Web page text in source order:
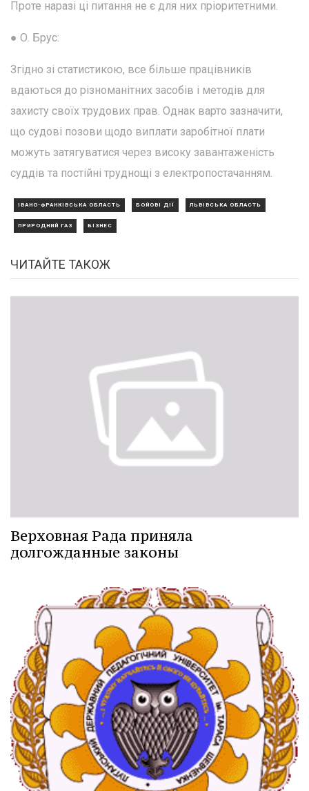
Проте наразі ці питання не є для них пріоритетними.
● О. Брус:
Згідно зі статистикою, все більше працівників
вдаються до різноманітних засобів і методів для
захисту своїх трудових прав. Однак варто зазначити,
що судові позови щодо виплати заробітної плати
можуть затягуватися через високу завантаженість
суддів та постійні труднощі з електропостачанням.
ІВАНО-ФРАНКІВСЬКА ОБЛАСТЬ БОЙОВІ ДІЇ ЛЬВІВСЬКА ОБЛАСТЬ
ПРИРОДНИЙ ГАЗ БІЗНЕС
ЧИТАЙТЕ ТАКОЖ
Верховная Рада приняла
долгожданные законы